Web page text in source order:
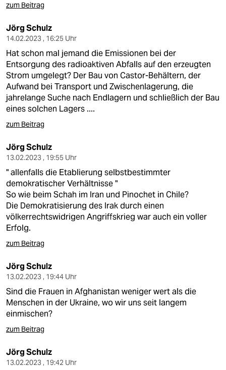
zum Beitrag
Jörg Schulz
14.02.2023 , 16:25 Uhr
Hat schon mal jemand die Emissionen bei der
Entsorgung des radioaktiven Abfalls auf den erzeugten
Strom umgelegt? Der Bau von Castor-Behältern, der
Aufwand bei Transport und Zwischenlagerung, die
jahrelange Suche nach Endlagern und schließlich der Bau
eines solchen Lagers ....
zum Beitrag
Jörg Schulz
13.02.2023 , 19:55 Uhr
" allenfalls die Etablierung selbstbestimmter
demokratischer Verhältnisse "
So wie beim Schah im Iran und Pinochet in Chile?
Die Demokratisierung des Irak durch einen
völkerrechtswidrigen Angriffskrieg war auch ein voller
Erfolg.
zum Beitrag
Jörg Schulz
13.02.2023 , 19:44 Uhr
Sind die Frauen in Afghanistan weniger wert als die
Menschen in der Ukraine, wo wir uns seit langem
einmischen?
zum Beitrag
Jörg Schulz
13.02.2023 , 19:42 Uhr